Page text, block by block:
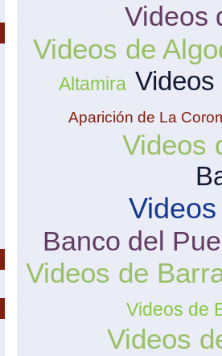
Videos
Videos de
Altamira Videos
Aparición de La
Videos
Banco del
Videos de
Videos de
Videos